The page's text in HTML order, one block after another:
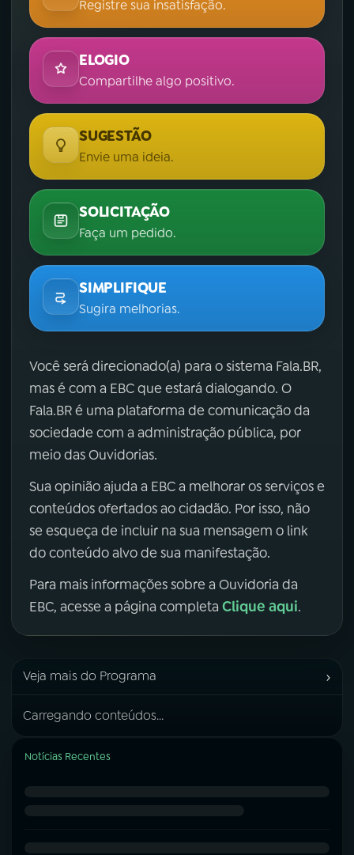
Registre sua insatisfação.
ELOGIO
Compartilhe algo positivo.
SUGESTÃO
Envie uma ideia.
SOLICITAÇÃO
Faça um pedido.
SIMPLIFIQUE
Sugira melhorias.
Você será direcionado(a) para o sistema Fala.BR,
mas é com a EBC que estará dialogando. O
Fala.BR é uma plataforma de comunicação da
sociedade com a administração pública, por
meio das Ouvidorias.
Sua opinião ajuda a EBC a melhorar os serviços e
conteúdos ofertados ao cidadão. Por isso, não
se esqueça de incluir na sua mensagem o link
do conteúdo alvo de sua manifestação.
Para mais informações sobre a Ouvidoria da
EBC, acesse a página completa Clique aqui.
Veja mais do Programa ›
Carregando conteúdos...
Notícias Recentes